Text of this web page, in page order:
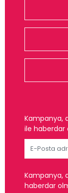
Kampanya,
ile haberdar
Kampanya,
haberdar